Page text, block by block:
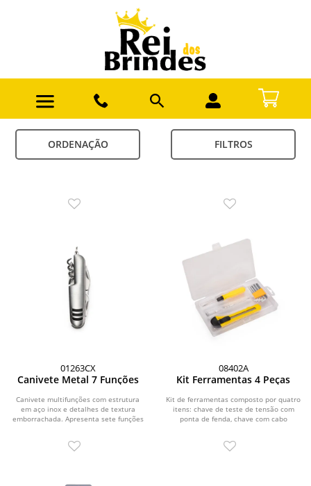
ORDENAÇÃO FILTROS
01263CX
Canivete Metal 7 Funções
Canivete multifunções com estrutura
em aço inox e detalhes de textura
emborrachada. Apresenta sete funções
08402A
Kit Ferramentas 4 Peças
Kit de ferramentas composto por quatro
itens: chave de teste de tensão com
ponta de fenda, chave com cabo